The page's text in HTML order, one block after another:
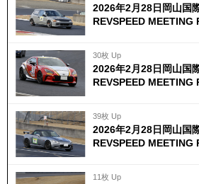
2026年2月28日岡山国
REVSPEED MEETING
30枚 Up
2026年2月28日岡山国
REVSPEED MEETING
39枚 Up
2026年2月28日岡山国
REVSPEED MEETING
11枚 Up